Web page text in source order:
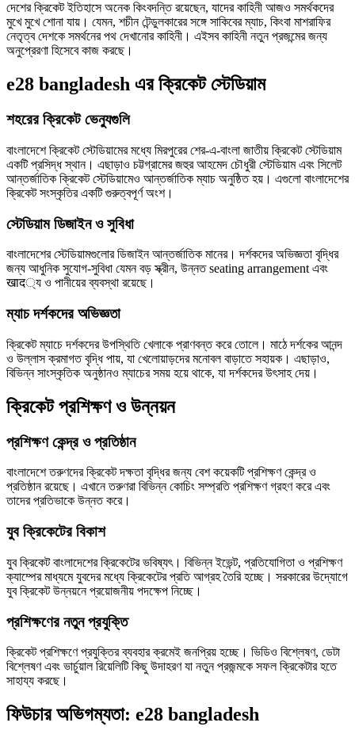
দেশের ক্রিকেট ইতিহাসে অনেক কিংবদন্তি রয়েছেন, যাদের কাহিনী আজও সমর্থকদের
মুখে মুখে শোনা যায়। যেমন, শচীন টেন্ডুলকারের সঙ্গে সাকিবের ম্যাচ, কিংবা মাশরাফির
নেতৃত্ব দেশকে সমর্থনের পথ দেখানোর কাহিনী। এইসব কাহিনী নতুন প্রজন্মের জন্য
অনুপ্রেরণা হিসেবে কাজ করছে।
e28 bangladesh এর ক্রিকেট স্টেডিয়াম
শহরের ক্রিকেট ভেন্যুগুলি
বাংলাদেশে ক্রিকেট স্টেডিয়ামের মধ্যে মিরপুরের শের-এ-বাংলা জাতীয় ক্রিকেট স্টেডিয়াম
একটি প্রসিদ্ধ স্থান। এছাড়াও চট্টগ্রামের জহুর আহমেদ চৌধুরী স্টেডিয়াম এবং সিলেট
আন্তর্জাতিক ক্রিকেট স্টেডিয়ামেও আন্তর্জাতিক ম্যাচ অনুষ্ঠিত হয়। এগুলো বাংলাদেশের
ক্রিকেট সংস্কৃতির একটি গুরুত্বপূর্ণ অংশ।
স্টেডিয়াম ডিজাইন ও সুবিধা
বাংলাদেশের স্টেডিয়ামগুলোর ডিজাইন আন্তর্জাতিক মানের। দর্শকদের অভিজ্ঞতা বৃদ্ধির
জন্য আধুনিক সুযোগ-সুবিধা যেমন বড় স্ক্রীন, উন্নত seating arrangement এবং
खाद্য ও পানীয়ের ব্যবস্থা রয়েছে।
ম্যাচ দর্শকদের অভিজ্ঞতা
ক্রিকেট ম্যাচে দর্শকদের উপস্থিতি খেলাকে প্রাণবন্ত করে তোলে। মাঠে দর্শকের আনন্দ
ও উল্লাস ক্রমাগত বৃদ্ধি পায়, যা খেলোয়াড়দের মনোবল বাড়াতে সহায়ক। এছাড়াও,
বিভিন্ন সাংস্কৃতিক অনুষ্ঠানও ম্যাচের সময় হয়ে থাকে, যা দর্শকদের উৎসাহ দেয়।
ক্রিকেট প্রশিক্ষণ ও উন্নয়ন
প্রশিক্ষণ কেন্দ্র ও প্রতিষ্ঠান
বাংলাদেশে তরুণদের ক্রিকেট দক্ষতা বৃদ্ধির জন্য বেশ কয়েকটি প্রশিক্ষণ কেন্দ্র ও
প্রতিষ্ঠান রয়েছে। এখানে তরুণরা বিভিন্ন কোচিং সম্প্রতি প্রশিক্ষণ গ্রহণ করে এবং
তাদের প্রতিভাকে উন্নত করে।
যুব ক্রিকেটের বিকাশ
যুব ক্রিকেট বাংলাদেশের ক্রিকেটের ভবিষ্যৎ। বিভিন্ন ইভেন্ট, প্রতিযোগিতা ও প্রশিক্ষণ
ক্যাম্পের মাধ্যমে যুবদের মধ্যে ক্রিকেটের প্রতি আগ্রহ তৈরি হচ্ছে। সরকারের উদ্যোগে
যুব ক্রিকেট উন্নয়নে প্রয়োজনীয় পদক্ষেপ নিচ্ছে।
প্রশিক্ষণের নতুন প্রযুক্তি
ক্রিকেট প্রশিক্ষণে প্রযুক্তির ব্যবহার ক্রমেই জনপ্রিয় হচ্ছে। ভিডিও বিশ্লেষণ, ডেটা
বিশ্লেষণ এবং ভার্চুয়াল রিয়েলিটি কিছু উদাহরণ যা নতুন প্রজন্মকে সফল ক্রিকেটার হতে
সাহায্য করছে।
ফিউচার অভিগম্যতা: e28 bangladesh